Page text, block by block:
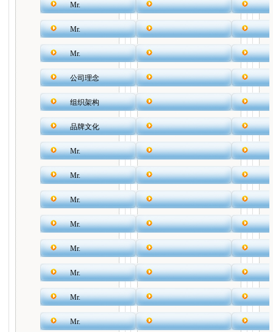
Mr.
Mr.
Mr.
公司理念
组织架构
品牌文化
Mr.
Mr.
Mr.
Mr.
Mr.
Mr.
Mr.
Mr.